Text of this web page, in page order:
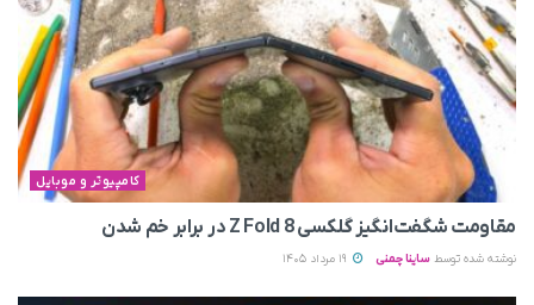
کامپیوتر و موبایل
مقاومت شگفت‌انگیز گلکسی Z Fold 8 در برابر خم شدن
نوشته شده توسط ساینا چمنی